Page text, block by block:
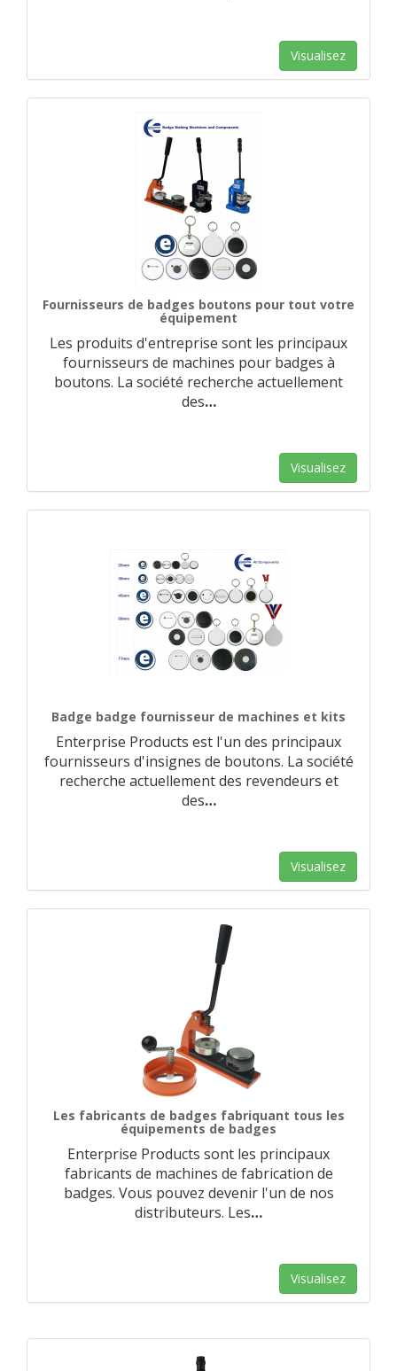
Visualisez
Fournisseurs de badges boutons pour tout votre
équipement
Les produits d'entreprise sont les principaux
fournisseurs de machines pour badges à
boutons. La société recherche actuellement
des…
Visualisez
Badge badge fournisseur de machines et kits
Enterprise Products est l'un des principaux
fournisseurs d'insignes de boutons. La société
recherche actuellement des revendeurs et
des…
Visualisez
Les fabricants de badges fabriquant tous les
équipements de badges
Enterprise Products sont les principaux
fabricants de machines de fabrication de
badges. Vous pouvez devenir l'un de nos
distributeurs. Les…
Visualisez